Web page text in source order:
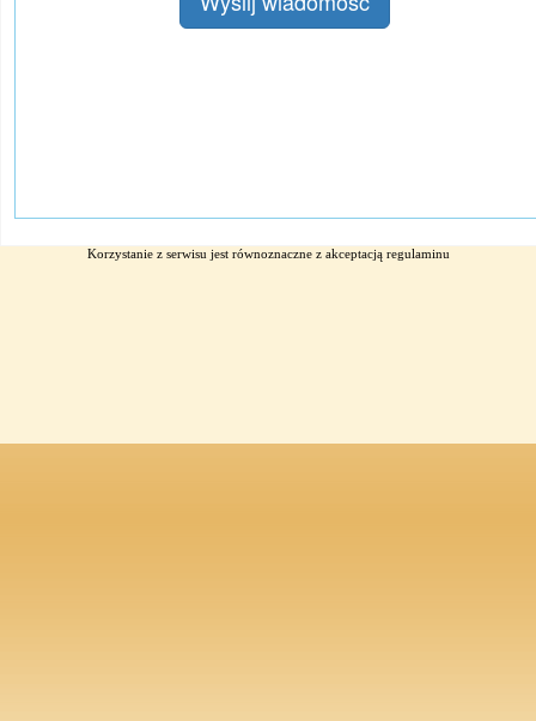
Korzystanie z serwisu jest równoznaczne z akceptacją regulaminu